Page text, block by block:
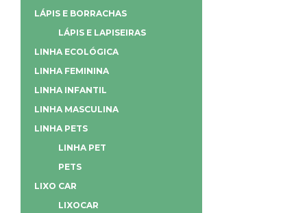
LÁPIS E BORRACHAS
LÁPIS E LAPISEIRAS
LINHA ECOLÓGICA
LINHA FEMININA
LINHA INFANTIL
LINHA MASCULINA
LINHA PETS
LINHA PET
PETS
LIXO CAR
LIXOCAR